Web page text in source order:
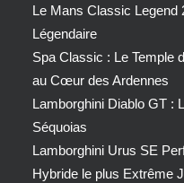
Le Mans Classic Legend
Légendaire
Spa Classic : Le Temple
au Cœur des Ardennes
Lamborghini Diablo GT :
Séquoias
Lamborghini Urus SE
Hybride le plus Extrême